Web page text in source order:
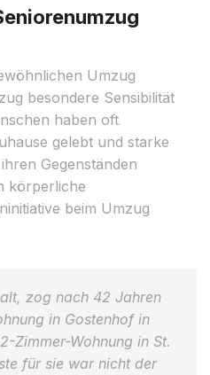
Umzug
besondere Sensibilität
haben oft
gelebt und starke
Gegenständen
körperliche
beim Umzug
zog nach 42 Jahren
in Gostenhof in
Zimmer-Wohnung in St.
für sie war nicht der